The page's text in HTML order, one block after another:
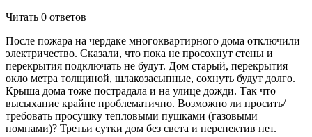
Читать 0 ответов
После пожара на чердаке многоквартирного дома отключили
электричество. Сказали, что пока не просохнут стены и
перекрытия подключать не будут. Дом старый, перекрытия
окло метра толщиной, шлакозасыпные, сохнуть будут долго.
Крыша дома тоже пострадала и на улице дожди. Так что
высыхание крайне проблематично. Возможно ли просить/
требовать просушку тепловыми пушками (газовыми
помпами)? Третьи сутки дом без света и перспектив нет.